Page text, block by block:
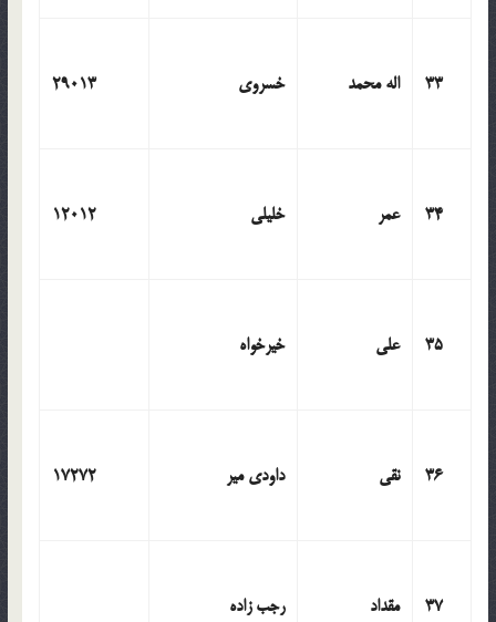
33 اله محمد خسروی 29013
34 عمر خلیلی 12012
35 علی خیرخواه
36 نقی داودی میر 17272
37 مقداد رجب زاده